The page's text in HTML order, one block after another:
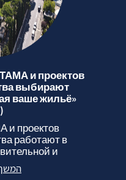
и проектов
выбирают
ваше жильё»
и проектов
работают в
и...